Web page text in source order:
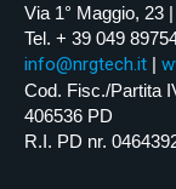
Via 1° Maggio, 23
Tel. + 39 049
info@nrgtech.it |
Cod. Fisc./Partita
406536 PD
R.I. PD nr.